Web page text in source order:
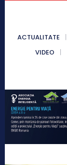
ACTUALITATE
VIDEO